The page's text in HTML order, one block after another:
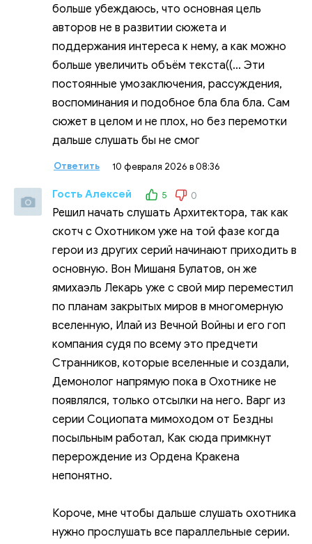
больше убеждаюсь, что основная цель
авторов не в развитии сюжета и
поддержания интереса к нему, а как можно
больше увеличить объём текста((... Эти
постоянные умозаключения, рассуждения,
воспоминания и подобное бла бла бла. Сам
сюжет в целом и не плох, но без перемотки
дальше слушать бы не смог
Ответить 10 февраля 2026 в 08:36
Гость Алексей 5 0
Решил начать слушать Архитектора, так как
скотч с Охотником уже на той фазе когда
герои из других серий начинают приходить в
основную. Вон Мишаня Булатов, он же
ямихаэль Лекарь уже с свой мир переместил
по планам закрытых миров в многомерную
вселенную, Илай из Вечной Войны и его гоп
компания судя по всему это предчети
Странников, которые вселенные и создали,
Демонолог напрямую пока в Охотнике не
появлялся, только отсылки на него. Варг из
серии Социопата мимоходом от Бездны
посыльным работал, Как сюда примкнут
перерождение из Ордена Кракена
непонятно.
Короче, мне чтобы дальше слушать охотника
нужно прослушать все параллельные серии.